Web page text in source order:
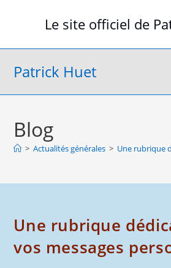
Le site officiel de
Patrick Huet
Blog
> Actualités générales > Une rubrique
Une rubrique
vos messages